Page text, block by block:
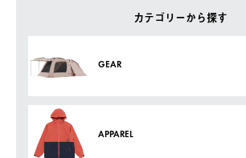
カテゴリーから探す
GEAR
APPAREL